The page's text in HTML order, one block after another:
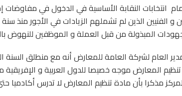
انتخابات النقابة الأساسية في الدخول في
المبذولة من قبل العملة و الموظفين للنهوض
العام لشركة العامة للمعارض أنه مع منطلق
تنظيم المعارض موجه خصيصا للدول العربية و
مذكرا بأن مادة تنظيم المعارض لا تدرس أكادميا